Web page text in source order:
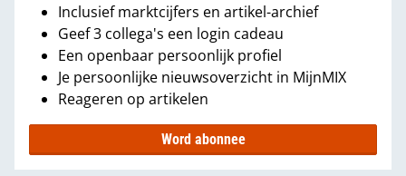
Inclusief marktcijfers en artikel-archief
Geef 3 collega's een login cadeau
Een openbaar persoonlijk profiel
Je persoonlijke nieuwsoverzicht in MijnMIX
Reageren op artikelen
Word abonnee